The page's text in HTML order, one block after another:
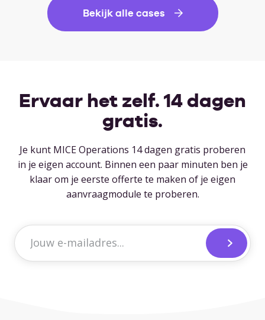
Bekijk alle cases
Ervaar het zelf. 14 dagen
gratis.
Je kunt MICE Operations 14 dagen gratis proberen
in je eigen account. Binnen een paar minuten ben je
klaar om je eerste offerte te maken of je eigen
aanvraagmodule te proberen.